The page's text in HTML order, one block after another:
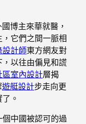
博主來華就醫，
它們之間一脈相
設計師東方網友對
以往由偏見和謊
區室內設計層揭
遊艇設計步走向更
。
中國被認可的過